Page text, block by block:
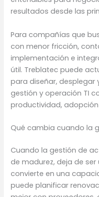
resultados desde las
Para compañías que
con menor fricción,
implementación e
útil. Treblatec puede
para diseñar, desplegar
gestión y operación TI
productividad,
Qué cambia cuando la
Cuando la gestión de
de madurez, deja de
convierte en una
puede planificar